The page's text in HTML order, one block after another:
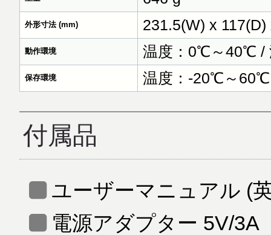
外形寸法 (mm) 231.5(W) x 117(D)
動作環境 温度：0℃～40℃ /
保存環境 温度：-20℃～
付属品
ユーザーマニュアル (
電源アダプター 5V/3A